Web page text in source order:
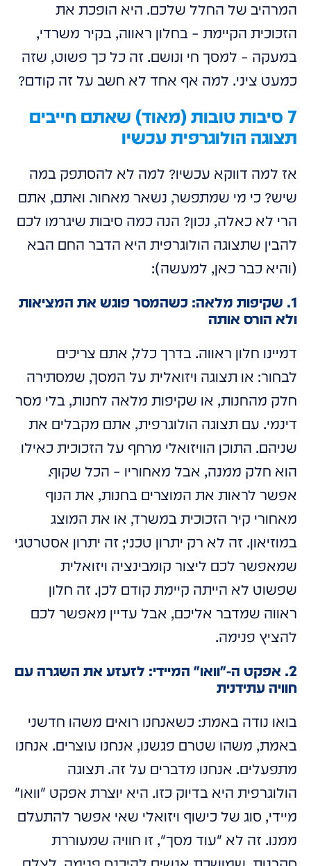
המרהיב של החלל שלכם. היא הופכת את
הזכוכית הקיימת – בחלון ראווה, בקיר משרדי,
במעקה – למסך חי ונושם. זה כל כך פשוט, שזה
כמעט ציני. למה אף אחד לא חשב על זה קודם?
7 סיבות טובות (מאוד) שאתם חייבים
תצוגה הולוגרפית עכשיו
אז למה דווקא עכשיו? למה לא להסתפק במה
שיש? כי מי שמתפשר, נשאר מאחור. ואתם, אתם
הרי לא כאלה, נכון? הנה כמה סיבות שיגרמו לכם
להבין שתצוגה הולוגרפית היא הדבר החם הבא
(והיא כבר כאן, למעשה):
1. שקיפות מלאה: כשהמסר פוגש את המציאות
ולא הורס אותה
דמיינו חלון ראווה. בדרך כלל, אתם צריכים
לבחור: או תצוגה ויזואלית על המסך, שמסתירה
חלק מהחנות, או שקיפות מלאה לחנות, בלי מסר
דינמי. עם תצוגה הולוגרפית, אתם מקבלים את
שניהם. התוכן הוויזואלי מרחף על הזכוכית כאילו
הוא חלק ממנה, אבל מאחוריו – הכל שקוף.
אפשר לראות את המוצרים בחנות, את הנוף
מאחורי קיר הזכוכית במשרד, או את המוצג
במוזיאון. זה לא רק יתרון טכני; זה יתרון אסטרטגי
שמאפשר לכם ליצור קומבינציה ויזואלית
שפשוט לא הייתה קיימת קודם לכן. זה חלון
ראווה שמדבר אליכם, אבל עדיין מאפשר לכם
להציץ פנימה.
2. אפקט ה-"וואו" המיידי: לזעזע את השגרה עם
חוויה עתידנית
בואו נודה באמת: כשאנחנו רואים משהו חדשני
באמת, משהו שטרם פגשנו, אנחנו עוצרים. אנחנו
מתפעלים. אנחנו מדברים על זה. תצוגה
הולוגרפית היא בדיוק כזו. היא יוצרת אפקט "וואו"
מיידי, סוג של כישוף ויזואלי שאי אפשר להתעלם
ממנו. זה לא "עוד מסך", זו חוויה שמעוררת